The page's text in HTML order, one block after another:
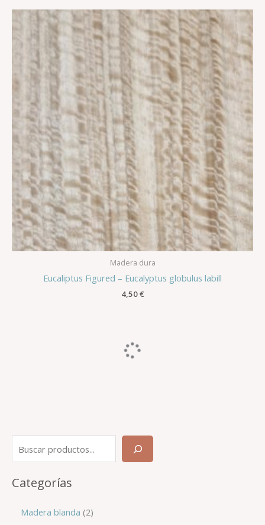
Madera dura
Eucaliptus Figured – Eucalyptus globulus labill
4,50€